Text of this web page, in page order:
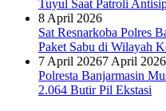
Tuyul Saat Patroli
8 April 2026
Sat Resnarkoba Polres
Paket Sabu di Wilayah
7 April 20267 April 2026
Polresta Banjarmasin
2.064 Butir Pil Ekstasi